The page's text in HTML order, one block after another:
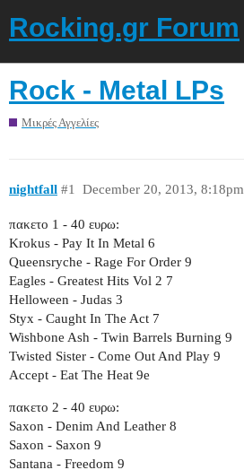
Rocking.gr Forum
Rock - Metal LPs
Μικρές Αγγελίες
nightfall December 20, 2013, 8:18pm
#1
πακετο 1 - 40 ευρω:
Krokus - Pay It In Metal 6
Queensryche - Rage For Order 9
Eagles - Greatest Hits Vol 2 7
Helloween - Judas 3
Styx - Caught In The Act 7
Wishbone Ash - Twin Barrels Burning 9
Twisted Sister - Come Out And Play 9
Accept - Eat The Heat 9e
πακετο 2 - 40 ευρω:
Saxon - Denim And Leather 8
Saxon - Saxon 9
Santana - Freedom 9